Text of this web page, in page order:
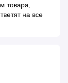
товара,
на все